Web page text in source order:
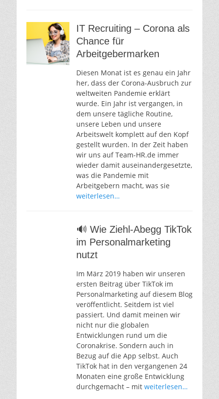
IT Recruiting – Corona als
Chance für
Arbeitgebermarken
Diesen Monat ist es genau ein Jahr
her, dass der Corona-Ausbruch zur
weltweiten Pandemie erklärt
wurde. Ein Jahr ist vergangen, in
dem unsere tägliche Routine,
unsere Leben und unsere
Arbeitswelt komplett auf den Kopf
gestellt wurden. In der Zeit haben
wir uns auf Team-HR.de immer
wieder damit auseinandergesetzte,
was die Pandemie mit
Arbeitgebern macht, was sie
weiterlesen…
🔊 Wie Ziehl-Abegg TikTok
im Personalmarketing
nutzt
Im März 2019 haben wir unseren
ersten Beitrag über TikTok im
Personalmarketing auf diesem Blog
veröffentlicht. Seitdem ist viel
passiert. Und damit meinen wir
nicht nur die globalen
Entwicklungen rund um die
Coronakrise. Sondern auch in
Bezug auf die App selbst. Auch
TikTok hat in den vergangenen 24
Monaten eine große Entwicklung
durchgemacht – mit weiterlesen…